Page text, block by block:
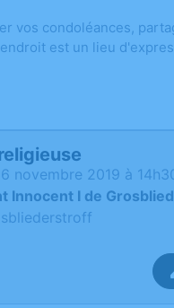
vos condoléances,
est un lieu
novembre 2019 à
Innocent I de